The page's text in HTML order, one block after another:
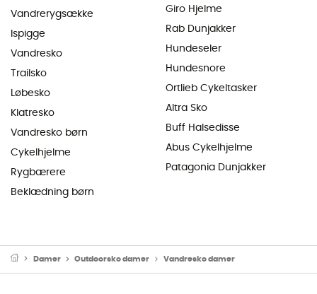
Vandrerygsække
Ispigge
Vandresko
Trailsko
Løbesko
Klatresko
Vandresko børn
Cykelhjelme
Rygbærere
Beklædning børn
Giro Hjelme
Rab Dunjakker
Hundeseler
Hundesnore
Ortlieb Cykeltasker
Altra Sko
Buff Halsedisse
Abus Cykelhjelme
Patagonia Dunjakker
Damer Outdoorsko damer Vandresko damer